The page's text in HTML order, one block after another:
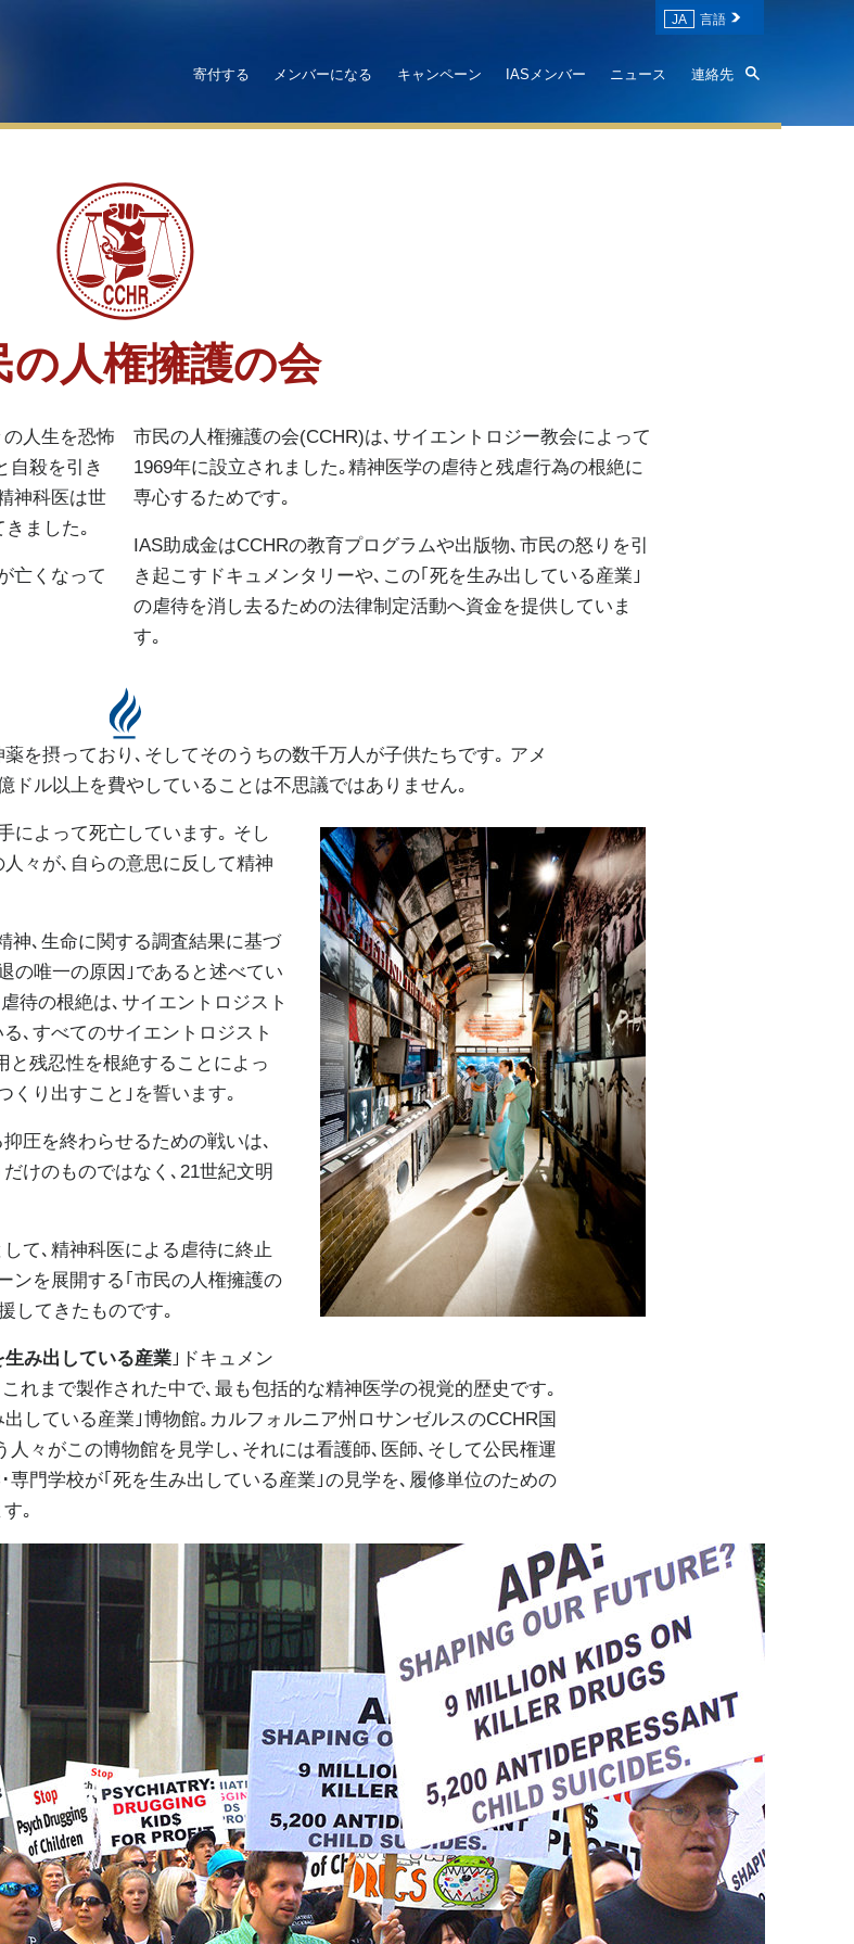
JA 言語
寄付する メンバーになる キャンペーン IASメンバー ニュース 連絡先
の人権擁護の会
人生を恐怖
殺を引き
神科医は世
ました｡
亡くなって
市民の人権擁護の会(CCHR)は､サイエントロジー教会によって
1969年に設立されました｡精神医学の虐待と残虐行為の根絶に
専心するためです｡
IAS助成金はCCHRの教育プログラムや出版物､市民の怒りを引
き起こすドキュメンタリーや､この｢死を生み出している産業｣
の虐待を消し去るための法律制定活動へ資金を提供していま
す｡
を摂っており､そしてそのうちの数千万人が子供たちです｡ アメ
ドル以上を費やしていることは不思議ではありません｡
によって死亡しています｡ そし
々が､自らの意思に反して精神
神､生命に関する調査結果に基づ
の唯一の原因｣であると述べてい
待の根絶は､サイエントロジスト
､すべてのサイエントロジスト
と残忍性を根絶することによっ
くり出すこと｣を誓います｡
圧を終わらせるための戦いは､
けのものではなく､21世紀文明
て､精神科医による虐待に終止
ンを展開する｢市民の人権擁護の
してきたものです｡
み出している産業 ｣ドキュメン
れまで製作された中で､最も包括的な精神医学の視覚的歴史です｡
している産業｣博物館｡カルフォルニア州ロサンゼルスのCCHR国
人々がこの博物館を見学し､それには看護師､医師､そして公民権運
門学校が｢死を生み出している産業｣の見学を､履修単位のための
｡